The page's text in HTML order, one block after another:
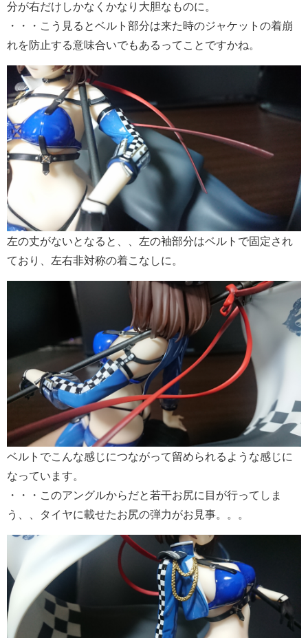
分が右だけしかなくかなり大胆なものに。
・・・こう見るとベルト部分は来た時のジャケットの着崩
れを防止する意味合いでもあるってことですかね。
左の丈がないとなると、、左の袖部分はベルトで固定され
ており、左右非対称の着こなしに。
ベルトでこんな感じにつながって留められるような感じに
なっています。
・・・このアングルからだと若干お尻に目が行ってしま
う、、タイヤに載せたお尻の弾力がお見事。。。